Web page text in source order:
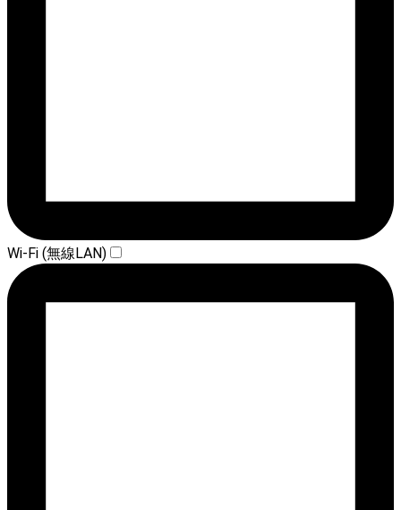
Wi-Fi (無線LAN)